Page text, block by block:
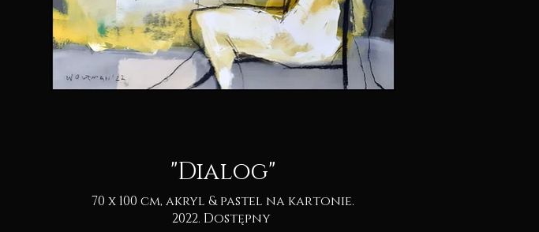
"Dialog"
70 x 100 cm, akryl & pastel na kartonie.
2022. Dostępny